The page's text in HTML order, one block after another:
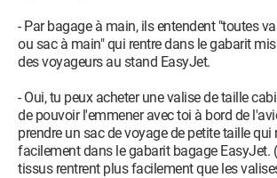
- Par bagage à main, ils entendent "toutes
ou sac à main" qui rentre dans le gabarit
des voyageurs au stand EasyJet.
- Oui, tu peux acheter une valise de taille
de pouvoir l'emmener avec toi à bord de
prendre un sac de voyage de petite taille qui
facilement dans le gabarit bagage EasyJet.
tissus rentrent plus facilement que les